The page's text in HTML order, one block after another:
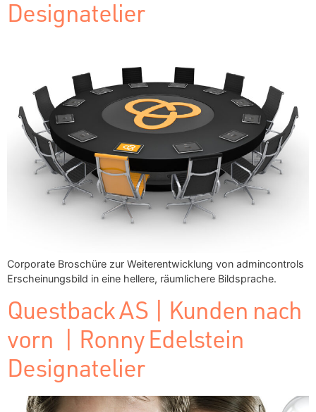
Designatelier
Corporate Broschüre zur Weiterentwicklung von admincontrols
Erscheinungsbild in eine hellere, räumlichere Bildsprache.
Questback AS | Kunden nach
vorn | Ronny Edelstein
Designatelier